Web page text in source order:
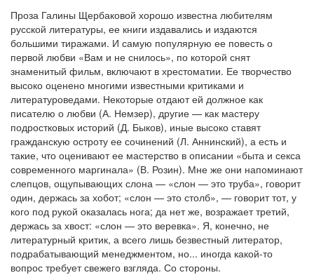
Проза Галины Щербаковой хорошо известна любителям
русской литературы, ее книги издавались и издаются
большими тиражами. И самую популярную ее повесть о
первой любви «Вам и не снилось», по которой снят
знаменитый фильм, включают в хрестоматии. Ее творчество
высоко оценено многими известными критиками и
литературоведами. Некоторые отдают ей должное как
писателю о любви (А. Немзер), другие — как мастеру
подростковых историй (Д. Быков), иные высоко ставят
гражданскую остроту ее сочинений (Л. Аннинский), а есть и
такие, что оценивают ее мастерство в описании «быта и секса
современного маргинала» (В. Розин). Мне же они напоминают
слепцов, ощупывающих слона — «слон — это труба», говорит
один, держась за хобот; «слон — это столб», — говорит тот, у
кого под рукой оказалась нога; да нет же, возражает третий,
держась за хвост: «слон — это веревка». Я, конечно, не
литературный критик, а всего лишь безвестный литератор,
подрабатывающий менеджментом, но... иногда какой-то
вопрос требует свежего взгляда. Со стороны.